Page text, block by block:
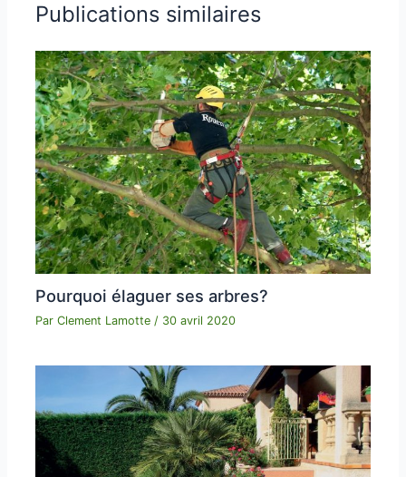
Publications similaires
Pourquoi élaguer ses arbres?
ParClement Lamotte / 30 avril 2020